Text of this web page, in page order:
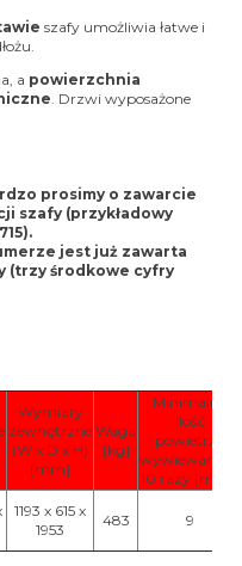
szafy umożliwia łatwe i
a powierzchnia
. Drzwi wyposażone
prosimy o zawarcie
szafy (przykładowy
jest już zawarta
(trzy środkowe cyfry
Wymiary
zewnętrzne
(W x D x H)
[mm]
Waga
[kg]
Minimalna
ilość
powietrza
wywiewanego
10 razy [m
1193 x 615 x
1953
483 9